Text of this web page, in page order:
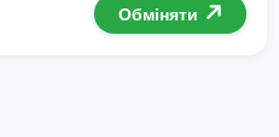
Обміняти